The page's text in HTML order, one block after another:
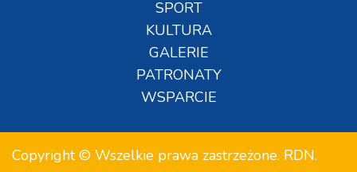
SPORT
KULTURA
GALERIE
PATRONATY
WSPARCIE
Copyright © Wszelkie prawa zastrzeżone. RDN.